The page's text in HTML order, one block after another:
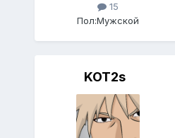
15
Пол:Мужской
KOT2s